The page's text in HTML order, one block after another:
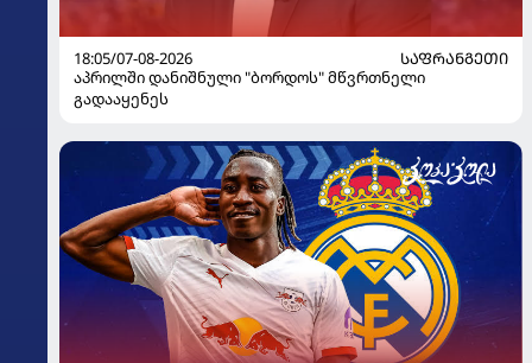
18:05/07-08-2026
ᲡᲐᲤᲠᲐᲜᲒᲔᲗᲘ
აპრილში დანიშნული "ბორდოს" მწვრთნელი
გადააყენეს